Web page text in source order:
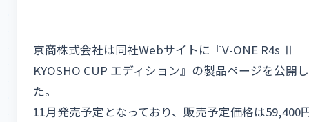
京商株式会社は同社Webサイトに『V-ONE R4s Ⅱ
KYOSHO CUP エディション』の製品ページを公開し
た。
11月発売予定となっており、販売予定価格は59,400